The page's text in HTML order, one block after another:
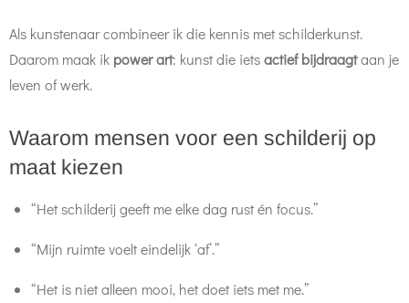
Als kunstenaar combineer ik die kennis met schilderkunst.
Daarom maak ik power art: kunst die ietsactief bijdraagtaan je
leven of werk.
Waarom mensen voor een schilderij op
maat kiezen
“Het schilderij geeft me elke dag rust én focus.”
“Mijn ruimte voelt eindelijk ‘af’.”
“Het is niet alleen mooi, het doet iets met me.”